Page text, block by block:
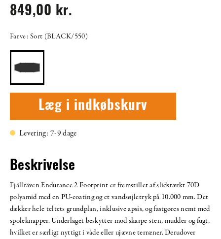
849,00 kr.
Farve: Sort (BLACK/550)
Læg i indkøbskurv
Levering: 7-9 dage
Beskrivelse
Fjällräven Endurance 2 Footprint er fremstillet af slidstærkt 70D
polyamid med en PU-coating og et vandsøjletryk på 10.000 mm. Det
dækker hele teltets grundplan, inklusive apsis, og fastgøres nemt med
spoleknapper. Underlaget beskytter mod skarpe sten, mudder og fugt,
hvilket er særligt nyttigt i våde eller ujævne terræner. Derudover